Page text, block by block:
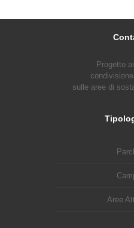
Progetto
sulle aree di
Aree